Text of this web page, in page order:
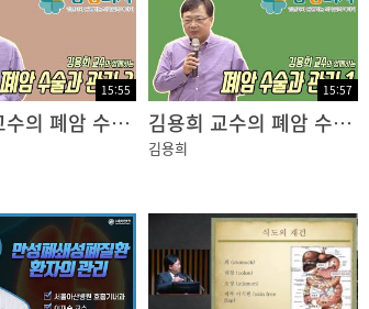
15:55
김용희 교수의 폐암 수술과 관리 2편
15:57
김용희 교수의 폐암 수술과 관리 1편
김용희